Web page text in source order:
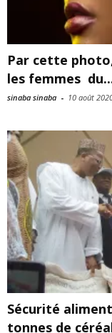
Par cette
les femmes
sinaba sinaba - 10 août
Sécurité
tonnes de